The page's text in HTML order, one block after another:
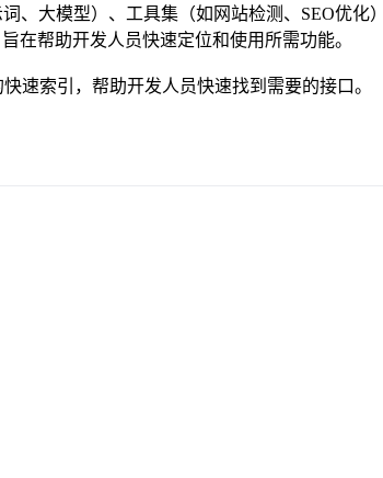
、大模型）、工具集（如网站检测、SEO优
在帮助开发人员快速定位和使用所需功能。
速索引，帮助开发人员快速找到需要的接口。